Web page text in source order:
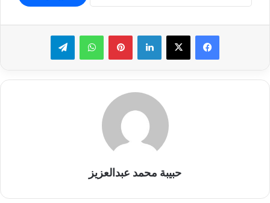
لينكدإن بينتيريستواتساب تيلقرام
حبيبة محمد عبدالعزيز